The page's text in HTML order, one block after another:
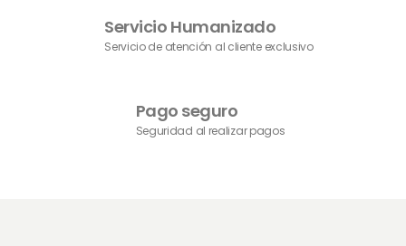
Servicio Humanizado
Servicio de atención al cliente exclusivo
Pago seguro
Seguridad al realizar pagos